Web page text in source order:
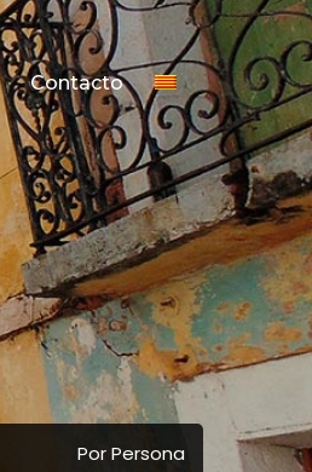
Contacto
Por Persona